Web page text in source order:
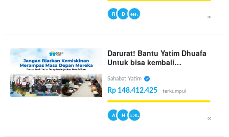
R D 466+ ∞
Darurat! Bantu Yatim Dhuafa
Untuk bisa kembali
Sahabat Yatim
Rp 148.412.425 terkumpul
A H 3.7K+ ∞